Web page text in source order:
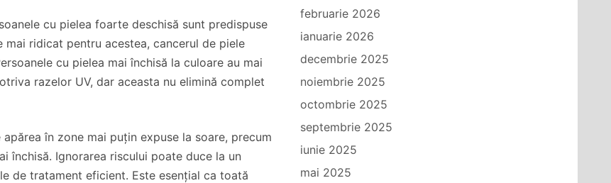
cu pielea foarte deschisă sunt predispuse
mai ridicat pentru acestea, cancerul de piele
cu pielea mai închisă la culoare au mai
razelor UV, dar aceasta nu elimină complet
în zone mai puțin expuse la soare, precum
închisă. Ignorarea riscului poate duce la un
de tratament eficient. Este esențial ca toată
februarie 2026
ianuarie 2026
decembrie 2025
noiembrie 2025
octombrie 2025
septembrie 2025
iunie 2025
mai 2025